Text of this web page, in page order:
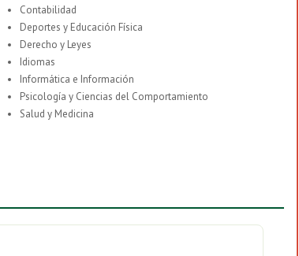
Contabilidad
Deportes y Educación Física
Derecho y Leyes
Idiomas
Informática e Información
Psicología y Ciencias del Comportamiento
Salud y Medicina